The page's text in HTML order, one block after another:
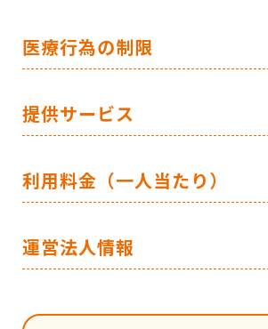
医療行為の制限
提供サービス
利用料金（一人当たり）
運営法人情報